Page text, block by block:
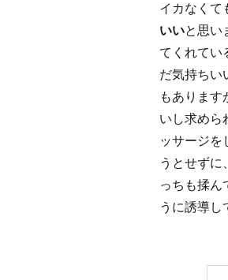
イカなくて
いいと思い
てくれてい
だ気持ちい
もあります
いし求めら
ッサージを
うとせずに
っちも揉ん
うに誘導し